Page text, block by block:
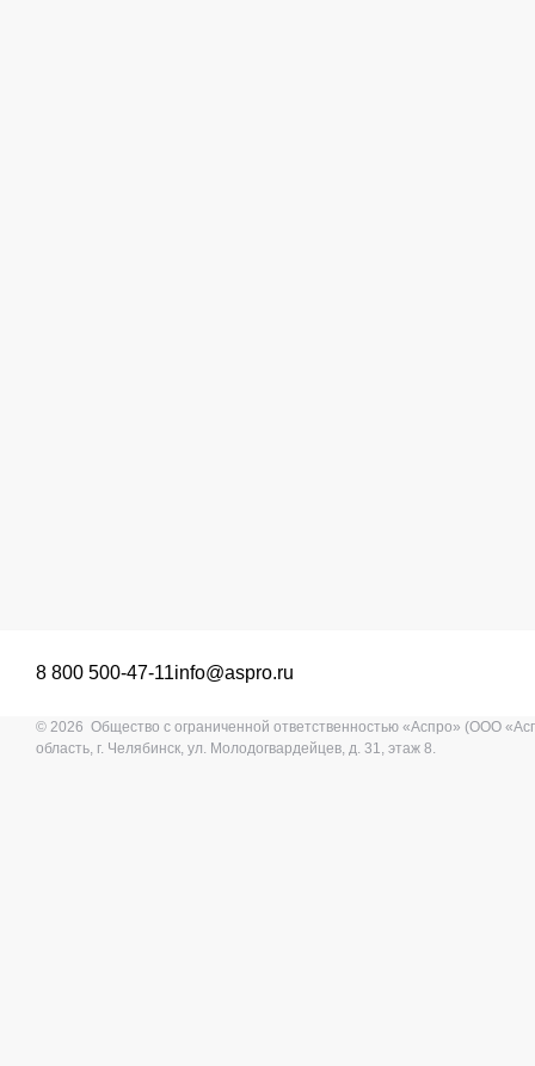
8 800 500-47-11info@aspro.ru
© 2026 Общество с ограниченной ответственностью «Аспро» (ООО
область, г. Челябинск, ул. Молодогвардейцев, д. 31, этаж 8.